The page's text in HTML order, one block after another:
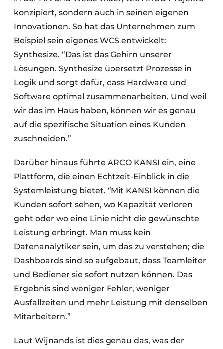
konzipiert, sondern auch in seinen eigenen
Innovationen. So hat das Unternehmen zum
Beispiel sein eigenes WCS entwickelt:
Synthesize. “Das ist das Gehirn unserer
Lösungen. Synthesize übersetzt Prozesse in
Logik und sorgt dafür, dass Hardware und
Software optimal zusammenarbeiten. Und weil
wir das im Haus haben, können wir es genau
auf die spezifische Situation eines Kunden
zuschneiden.”
Darüber hinaus führte ARCO KANSI ein, eine
Plattform, die einen Echtzeit-Einblick in die
Systemleistung bietet. “Mit KANSI können die
Kunden sofort sehen, wo Kapazität verloren
geht oder wo eine Linie nicht die gewünschte
Leistung erbringt. Man muss kein
Datenanalytiker sein, um das zu verstehen; die
Dashboards sind so aufgebaut, dass Teamleiter
und Bediener sie sofort nutzen können. Das
Ergebnis sind weniger Fehler, weniger
Ausfallzeiten und mehr Leistung mit denselben
Mitarbeitern.”
Laut Wijnands ist dies genau das, was der